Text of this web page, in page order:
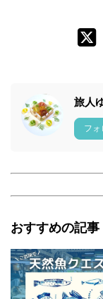
旅人
フォ
おすすめの記事